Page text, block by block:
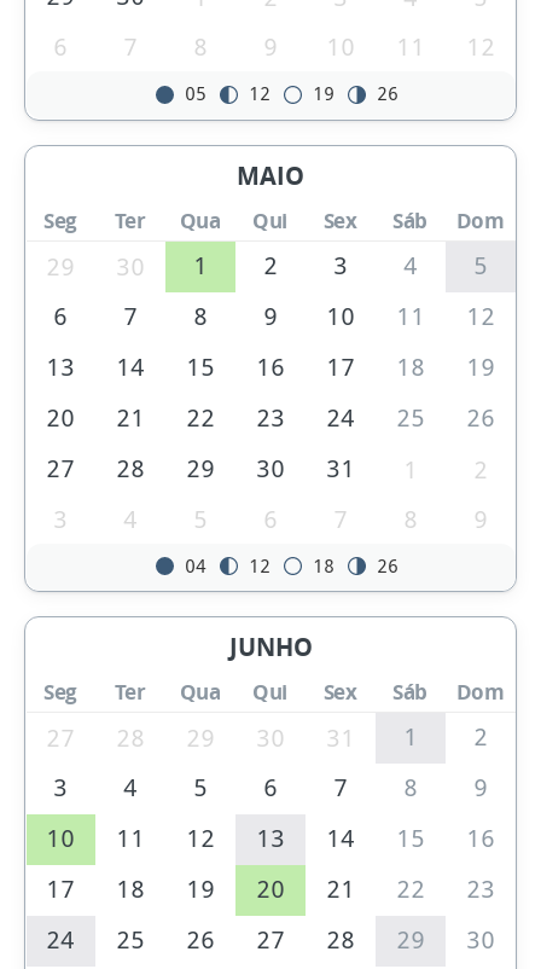
6
7 8 9 10 11 12
05 12 19 26
MAIO
Seg Ter Qua Qui Sex Sáb Dom
29 30 1 2 3 4
5
6
7 8 9 10 11
12
13
14 15 16 17 18
19
20
21 22 23 24 25
26
27
28 29 30 31 1
2
3
4 5 6 7 8 9
04 12 18 26
JUNHO
Seg Ter Qua Qui Sex Sáb Dom
27 28 29 30 31 1
2
3
4 5 6 7 8
9
10
11 12 13 14 15
16
17
18 19 20 21 22
23
24
25 26 27 28 29 30